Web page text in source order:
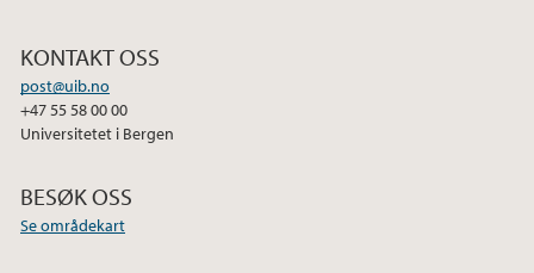
KONTAKT OSS
post@uib.no
+47 55 58 00 00
Universitetet i Bergen
BESØK OSS
Se områdekart